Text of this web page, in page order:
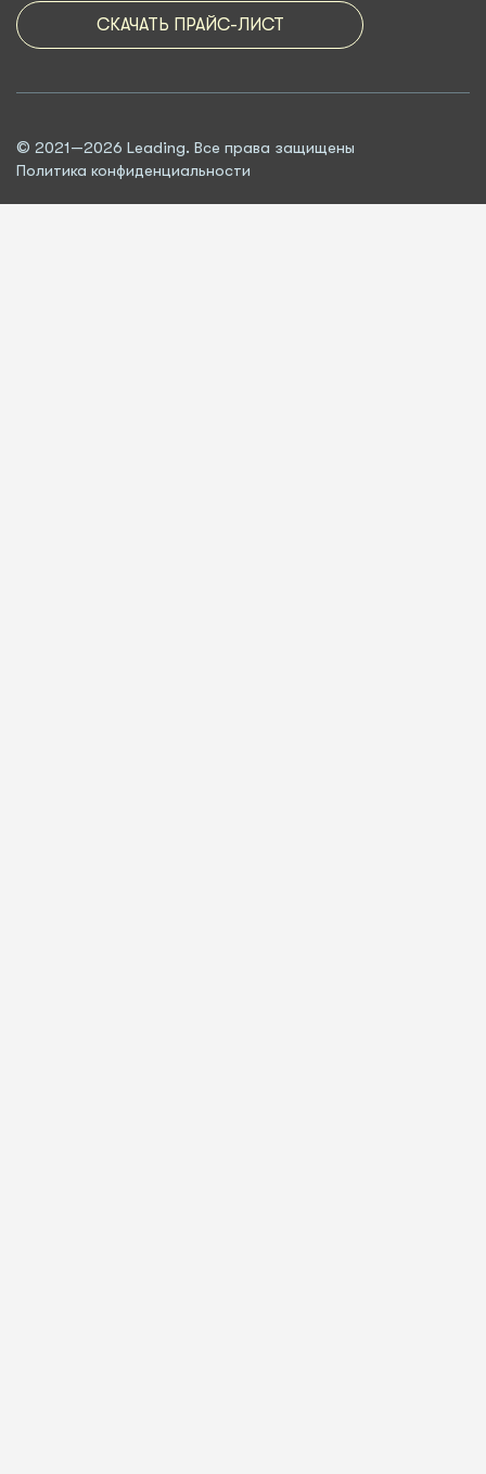
СКАЧАТЬ ПРАЙС-ЛИСТ
© 2021—2026 Leading. Все права защищены
Политика конфиденциальности